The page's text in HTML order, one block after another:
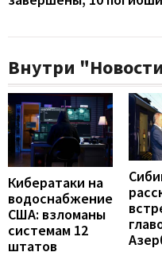
Внутри
Кибератаки на
водоснабжение
США: взломаны
системам 12
штатов